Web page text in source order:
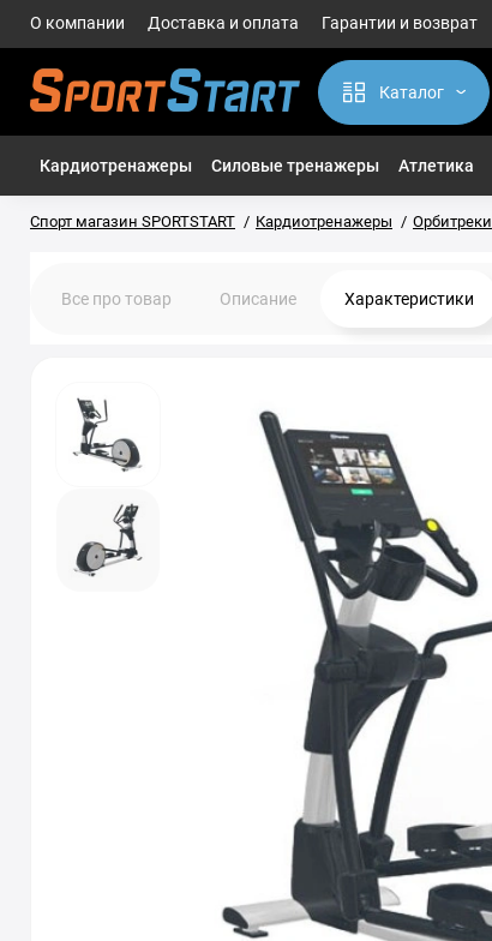
О компании Доставка и оплата Гарантии и возврат
Каталог
Кардиотренажеры Силовые тренажеры Атлетика
Спорт магазин SPORTSTART Кардиотренажеры Орбитреки
Все про товар Описание Характеристики